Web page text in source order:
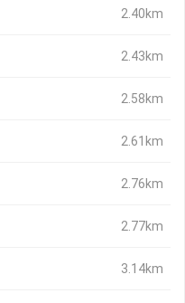
2.40km
2.43km
2.58km
2.61km
2.76km
2.77km
3.14km